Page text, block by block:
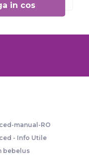
in cos
manual-RO
- Info Utile
bebelus